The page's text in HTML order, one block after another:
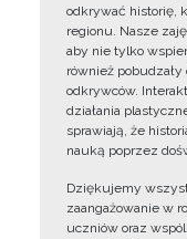
odkrywać historię,
regionu. Nasze
aby nie tylko
również
odkrywców.
działania
sprawiają, że
nauką poprzez
Dziękujemy
zaangażowanie w
uczniów oraz